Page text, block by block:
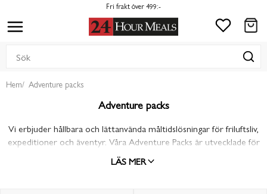
Fri frakt över 499:-
Hem Adventure packs
Adventure packs
Vi erbjuder hållbara och lättanvända måltidslösningar för friluftsliv,
expeditioner och äventyr. Våra Adventure Packs är utvecklade för
att ge maximal näring och energi under fysiskt krävande
förhållanden. De är kompakta, enkla att hantera och designade för
LÄS MER